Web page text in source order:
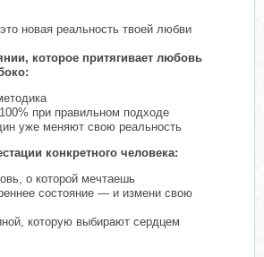
новая реальность твоей любви
которое притягивает любовь
при правильном подходе
уже меняют свою реальность
конкретного человека:
о которой мечтаешь
состояние — и измени свою
которую выбирают сердцем